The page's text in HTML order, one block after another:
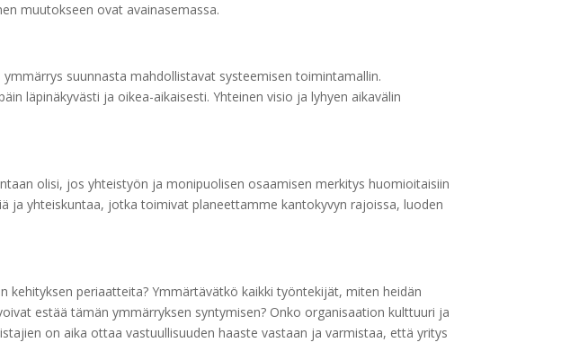
muutokseen ovat avainasemassa.
suunnasta mahdollistavat systeemisen toimintamallin.
läpinäkyvästi ja oikea-aikaisesti. Yhteinen visio ja lyhyen aikavälin
olisi, jos yhteistyön ja monipuolisen osaamisen merkitys huomioitaisiin
ja yhteiskuntaa, jotka toimivat planeettamme kantokyvyn rajoissa, luoden
periaatteita? Ymmärtävätkö kaikki työntekijät, miten heidän
estää tämän ymmärryksen syntymisen? Onko organisaation kulttuuri ja
on aika ottaa vastuullisuuden haaste vastaan ja varmistaa, että yritys